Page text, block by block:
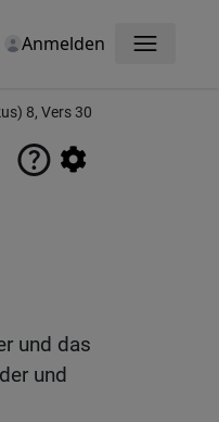
Anmelden Menü
8, Vers 30
und das
und